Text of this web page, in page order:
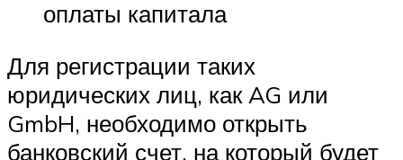
оплаты капитала
Для регистрации таких
юридических лиц, как AG или
GmbH, необходимо открыть
банковский счет, на который будет